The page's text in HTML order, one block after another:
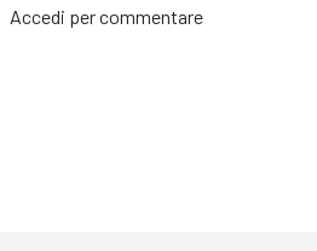
Accedi per commentare